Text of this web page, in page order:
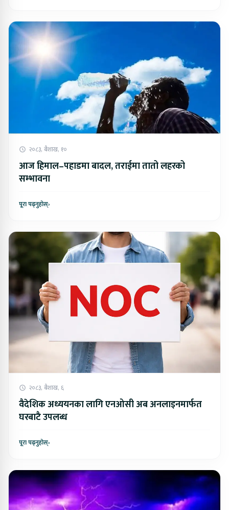
२०८३, बैशाख, १०
आज हिमाल–पहाडमा बादल, तराईमा तातो लहरको
सम्भावना
पूरा पढ्नुहोस्›
२०८३, बैशाख, ६
वैदेशिक अध्ययनका लागि एनओसी अब अनलाइनमार्फत
घरबाटै उपलब्ध
पूरा पढ्नुहोस्›